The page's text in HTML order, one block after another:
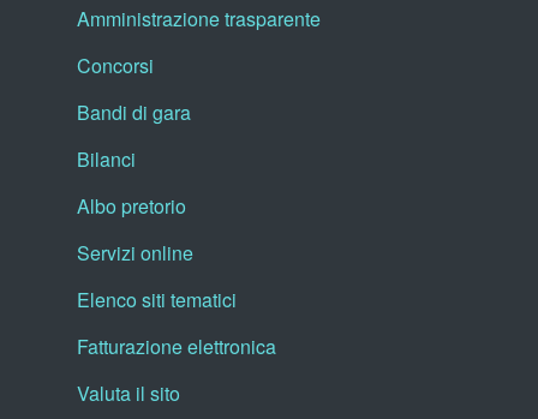
Amministrazione trasparente
Concorsi
Bandi di gara
Bilanci
Albo pretorio
Servizi online
Elenco siti tematici
Fatturazione elettronica
Valuta il sito